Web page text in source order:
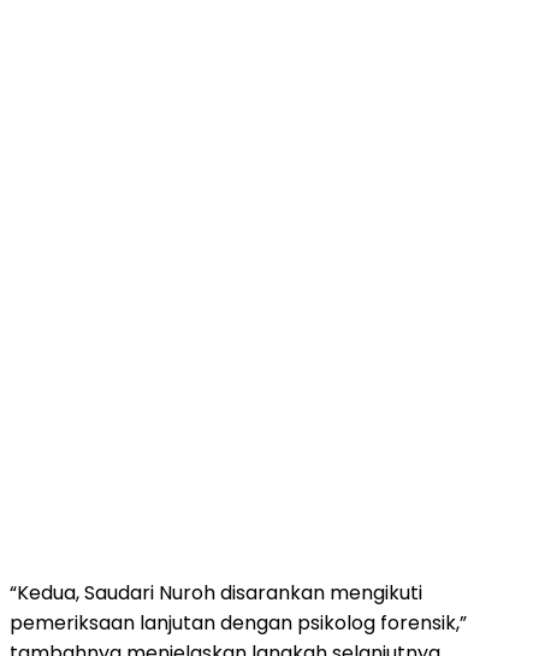
“Kedua, Saudari Nuroh disarankan mengikuti
pemeriksaan lanjutan dengan psikolog forensik,”